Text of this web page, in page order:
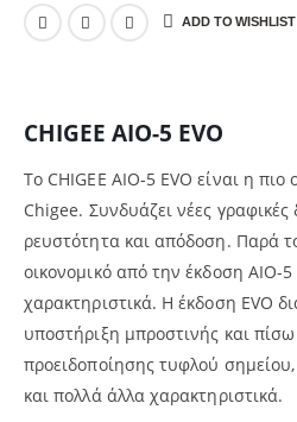
ADD TO WISHLIST
CHIGEE AIO-5 EVO
Το CHIGEE AIO-5 EVOείναι η πιο
Chigee. Συνδυάζει νέες γραφικές
ρευστότητα και απόδοση. Παρά
οικονομικό από την έκδοση AIO-
χαρακτηριστικά. Η έκδοση EVO
υποστήριξη μπροστινής και
προειδοποίησης τυφλού
και πολλά άλλα χαρακτηριστικά.